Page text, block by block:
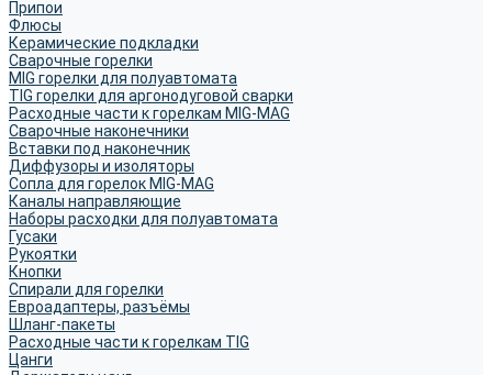
Припои
Флюсы
Керамические подкладки
Сварочные горелки
MIG горелки для полуавтомата
TIG горелки для аргонодуговой сварки
Расходные части к горелкам MIG-MAG
Сварочные наконечники
Вставки под наконечник
Диффузоры и изоляторы
Сопла для горелок MIG-MAG
Каналы направляющие
Наборы расходки для полуавтомата
Гусаки
Рукоятки
Кнопки
Спирали для горелки
Евроадаптеры, разъёмы
Шланг-пакеты
Расходные части к горелкам TIG
Цанги